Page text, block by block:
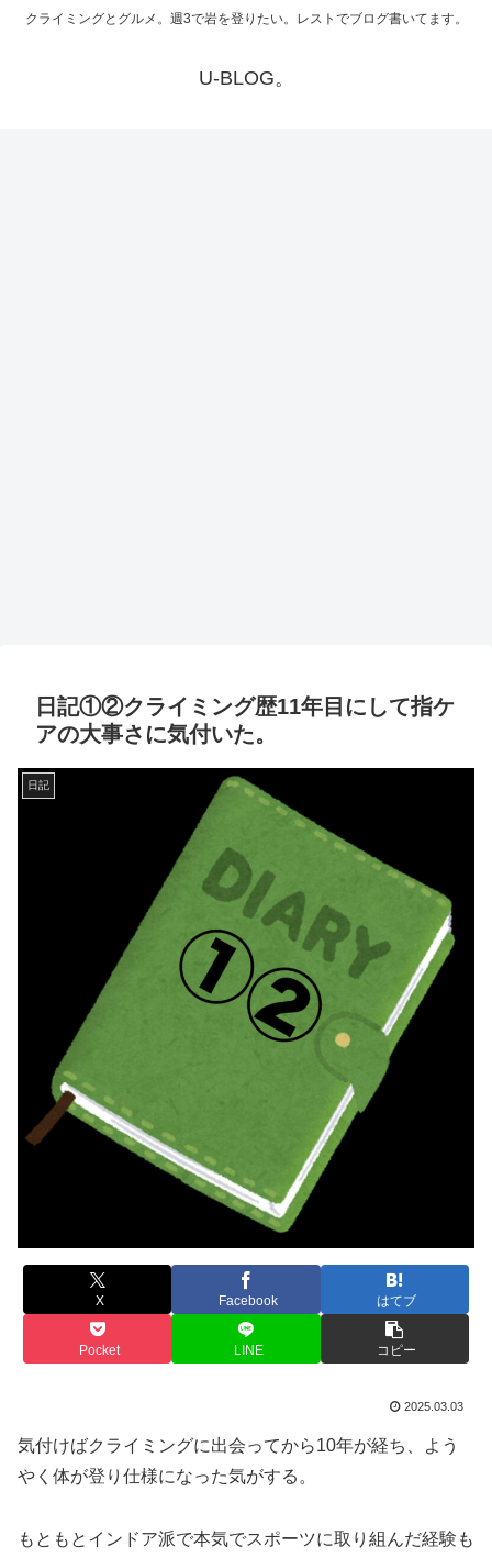
クライミングとグルメ。週3で岩を登りたい。レストでブログ書いてます。
U-BLOG。
日記①②クライミング歴11年目にして指ケ
アの大事さに気付いた。
日記
X Facebook はてブ
Pocket LINE コピー
2025.03.03
気付けばクライミングに出会ってから10年が経ち、よう
やく体が登り仕様になった気がする。
もともとインドア派で本気でスポーツに取り組んだ経験も